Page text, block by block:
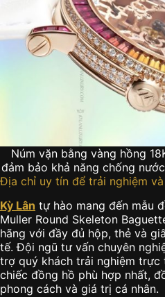
Núm vặn bằng vàng hồng
đảm bảo khả năng chống
Địa chỉ uy tín để trải nghiệm
Kỳ Lân tự hào mang đến mẫu
Muller Round Skeleton
hãng với đầy đủ hộp, thẻ và
tế. Đội ngũ tư vấn chuyên
trợ quý khách trải nghiệm trực
chiếc đồng hồ phù hợp nhất,
phong cách và giá trị cá nhân.